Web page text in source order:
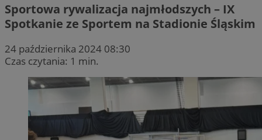
Sportowa rywalizacja najmłodszych – IX
Spotkanie ze Sportem na Stadionie Śląskim
24 października 2024 08:30
Czas czytania: 1 min.